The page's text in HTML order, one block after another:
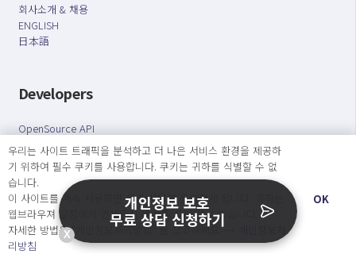
회사소개 & 채용
ENGLISH
日本語
Developers
OpenSource API
오늘보다 더 나은 내일을 만드는 사람들
개인정보처리방침
○ 개인정보보호 컴플라이언스를 선도하겠습니다.
○ 정보주체의 권리를 보장하겠습니다.
우리는 사이트 트래픽을 분석하고 더 나은 서비스 환경을 제공하
기 위하여 필수 쿠키를 사용합니다. 쿠키는 귀하를 식별할 수 없
습니다.
이 사이트를 계속 사용하면 쿠키 사용에 동의하게 됩니다. 귀하는
웹브라우져 설정에서 언제든지 쿠키를 삭제 할 수있습니다.
자세한 방법은 “개인정보처리방침” 을 참고하세요. →
리방침
OK
X
개인정보 보호
무료 상담 신청하기